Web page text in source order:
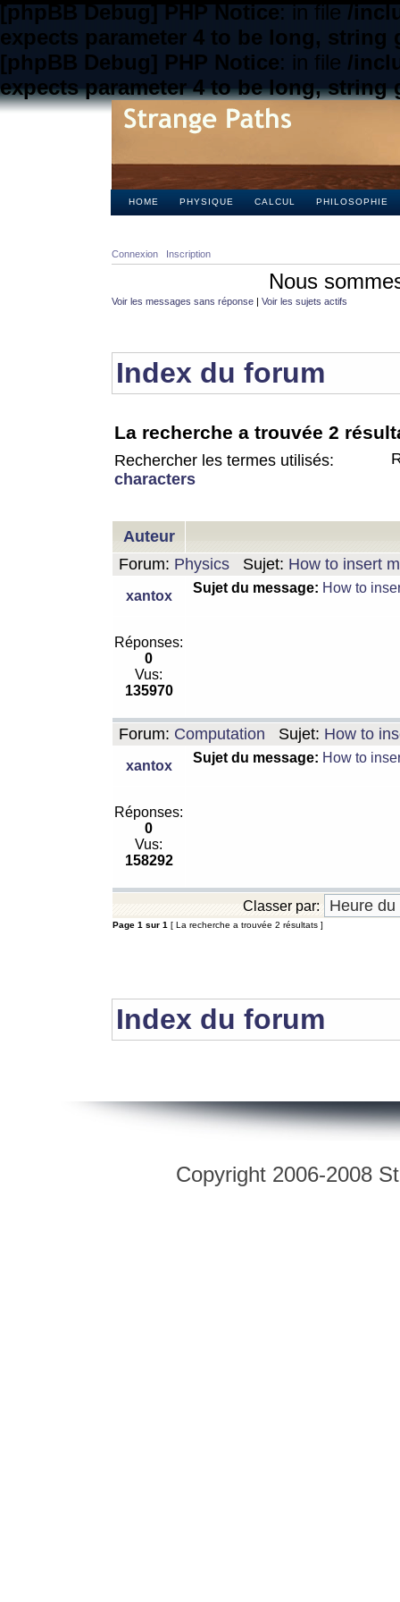
[phpBB Debug] PHP Notice: in file/
expects parameter 4 to be long, string
[phpBB Debug] PHP Notice: in file /
expects parameter 4 to be long, string
HOME PHYSIQUE CALCUL PHILOSOPHIE
Connexion Inscription
Nous
Voir les messages sans réponse | Voir les sujets actifs
Index du forum
La recherche a trouvée 2
Rechercher les termes utilisés:
characters
Auteur
Forum: Physics Sujet: How to insert
xantox
Sujet du message: How to
Réponses:
0
Vus:
135970
Forum: Computation Sujet: How to
xantox
Sujet du message: How to
Réponses:
0
Vus:
158292
Classer par:
Page 1 sur 1 [ La recherche a trouvée 2 résultats ]
Index du forum
Copyright 2006-2008